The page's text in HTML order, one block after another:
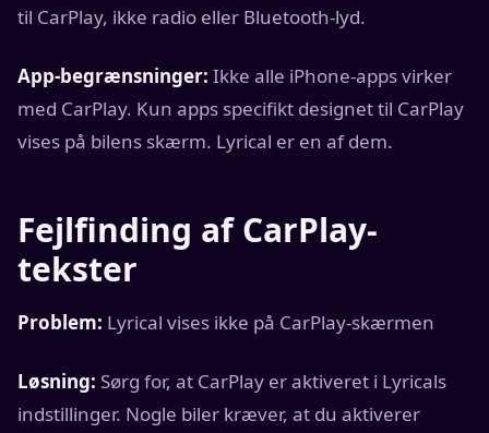
til CarPlay, ikke radio eller Bluetooth-lyd.
App-begrænsninger: Ikke alle iPhone-apps virker
med CarPlay. Kun apps specifikt designet til CarPlay
vises på bilens skærm. Lyrical er en af dem.
Fejlfinding af CarPlay-
tekster
Problem: Lyrical vises ikke på CarPlay-skærmen
Løsning: Sørg for, at CarPlay er aktiveret i Lyricals
indstillinger. Nogle biler kræver, at du aktiverer